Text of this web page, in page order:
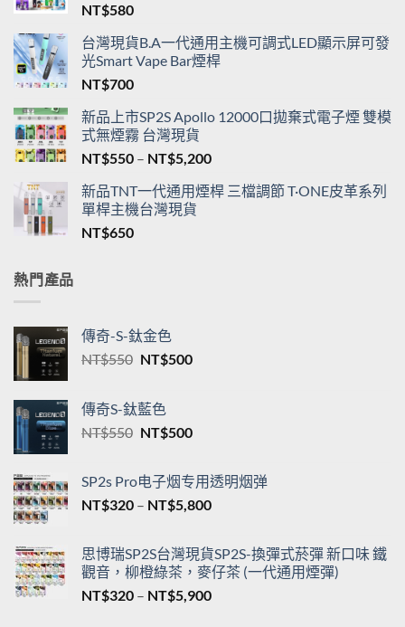
NT$580
台灣現貨B.A一代通用主機可調式LED顯示屏可發
光Smart Vape Bar煙桿
NT$700
新品上市SP2S Apollo 12000口拋棄式電子煙 雙模
式無煙霧 台灣現貨
NT$550 – NT$5,200價
範
新品TNT一代通用煙桿 三檔調節 T·ONE皮革系列
單桿主機台灣現貨
NT$650
熱門產品
傳奇-S-鈦金色
NT$550 原
格：
NT$550。
NT$500目
NT$500。
傳奇S-鈦藍色
NT$550 原
格：
NT$550。
NT$500目
格：
NT$500。
SP2s Pro电子烟专用透明烟弹
NT$320 – NT$5,800價
圍：
NT$320
到
思博瑞SP2S台灣現貨SP2S-換彈式菸彈 新口味 鐵
觀音，柳橙綠茶，麥仔茶 (一代通用煙彈)
NT$320 – NT$5,900價